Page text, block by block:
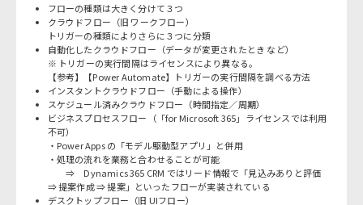
フローの種類は大きく分けて３つ
クラウドフロー（旧 ワークフロー）
トリガーの種類によりさらに３つに分類
自動化したクラウドフロー（データが変更されたとき など）
※ トリガーの実行間隔はライセンスにより異なる。
【参考】
【Power Automate】トリガーの実行間隔を調べる方法
インスタントクラウドフロー（手動による操作）
スケジュール済みクラウドフロー（時間指定／周期）
ビジネスプロセスフロー（「for Microsoft 365」ライセンスでは利用
不可）
・Power Apps の「モデル駆動型アプリ」と併用
・処理の流れを業務と合わせることが可能
⇒ Dynamics 365 CRM ではリード情報で「見込みありと評価
⇒ 提案作成 ⇒ 提案」といったフローが実装されている
デスクトップフロー（旧 UIフロー）